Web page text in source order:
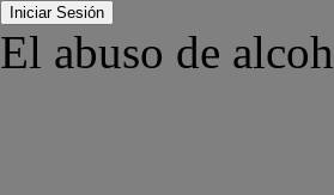
Iniciar Sesión
El abuso de